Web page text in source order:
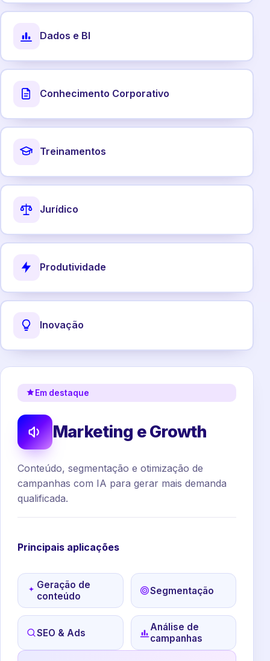
Dados e BI
Conhecimento Corporativo
Treinamentos
Jurídico
Produtividade
Inovação
Em destaque
Marketing e Growth
Conteúdo, segmentação e otimização de
campanhas com IA para gerar mais demanda
qualificada.
Principais aplicações
Geração de
conteúdo
Segmentação
SEO & Ads
Análise de
campanhas